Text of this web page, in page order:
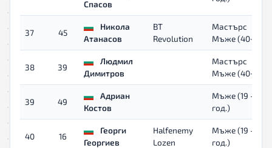
Спасов
37 45
Никола
Атанасов
BT
Revolution
Мастърс
Мъже (40+)
38 39
Людмил
Димитров
Мастърс
Мъже (40+)
39 49
Адриан
Костов
Мъже (19 - 39
год.)
40 16
Георги
Георгиев
Halfenemy
Lozen
Мъже (19 - 39
год.)